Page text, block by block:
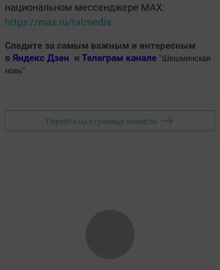
национальном мессенджере MАХ:
https://max.ru/tatmedia
Следите за самым важным и интересным
в Яндекс Дзен и Телеграм канале " Шешминская
новь"
Перейти на страницу новости